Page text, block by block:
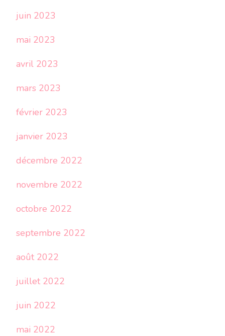
juin 2023
mai 2023
avril 2023
mars 2023
février 2023
janvier 2023
décembre 2022
novembre 2022
octobre 2022
septembre 2022
août 2022
juillet 2022
juin 2022
mai 2022